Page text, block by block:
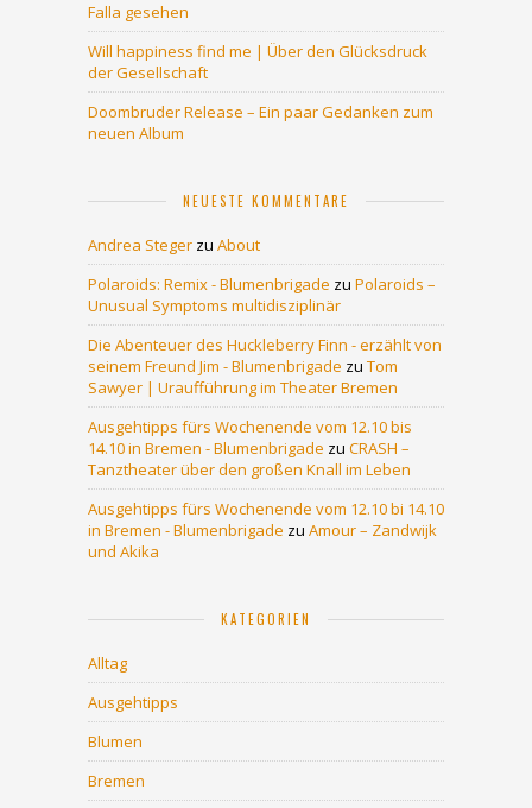
Falla gesehen
Will happiness find me | Über den Glücksdruck
der Gesellschaft
Doombruder Release – Ein paar Gedanken zum
neuen Album
NEUESTE KOMMENTARE
Andrea Steger zu About
Polaroids: Remix - Blumenbrigade zu Polaroids –
Unusual Symptoms multidisziplinär
Die Abenteuer des Huckleberry Finn - erzählt von
seinem Freund Jim - Blumenbrigade zu Tom
Sawyer | Uraufführung im Theater Bremen
Ausgehtipps fürs Wochenende vom 12.10 bis
14.10 in Bremen - Blumenbrigade zu CRASH –
Tanztheater über den großen Knall im Leben
Ausgehtipps fürs Wochenende vom 12.10 bi 14.10
in Bremen - Blumenbrigade zu Amour – Zandwijk
und Akika
KATEGORIEN
Alltag
Ausgehtipps
Blumen
Bremen